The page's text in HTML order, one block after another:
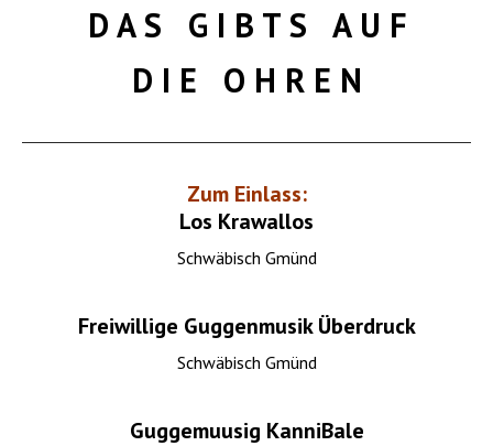
D A S G I B T S A U F
D I E O H R E N
Zum Einlass:
Los Krawallos
Schwäbisch Gmünd
Freiwillige Guggenmusik Überdruck
Schwäbisch Gmünd
Guggemuusig KanniBale